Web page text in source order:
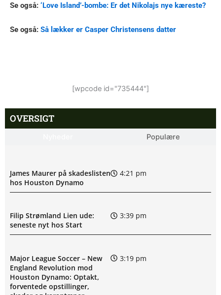
Se også: ‘Love Island’-bombe: Er det Nikolajs nye kæreste?
Se også: Så lækker er Casper Christensens datter
[wpcode id="735444"]
OVERSIGT
Populære
James Maurer på skadeslisten
hos Houston Dynamo
4:21 pm
Filip Strømland Lien ude:
seneste nyt hos Start
3:39 pm
Major League Soccer – New
England Revolution mod
Houston Dynamo: Optakt,
forventede opstillinger,
3:19 pm